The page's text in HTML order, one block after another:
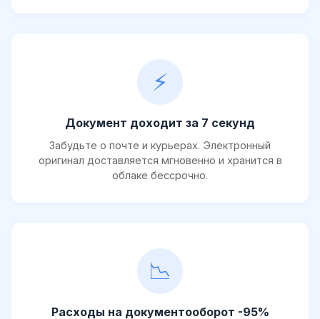
⚡
Документ доходит за 7 секунд
Забудьте о почте и курьерах. Электронный
оригинал доставляется мгновенно и хранится в
облаке бессрочно.
📉
Расходы на документооборот -95%